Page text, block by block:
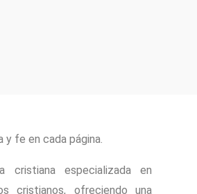
y fe en cada página.
cristiana especializada en
cristianos, ofreciendo una